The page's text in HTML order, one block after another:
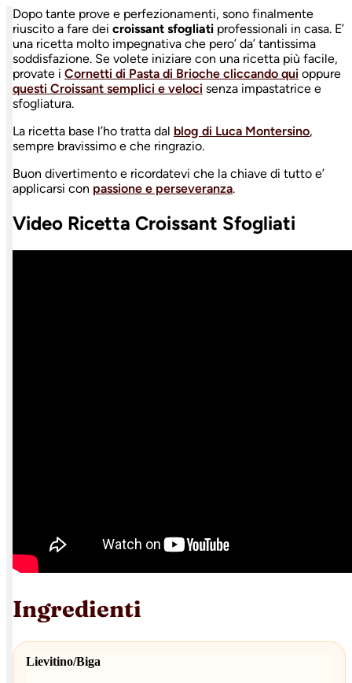
Dopo tante prove e perfezionamenti, sono finalmente
riuscito a fare dei croissant sfogliati professionali in casa. E’
una ricetta molto impegnativa che pero’ da’ tantissima
soddisfazione. Se volete iniziare con una ricetta più facile,
provate i Cornetti di Pasta di Brioche cliccando qui oppure
questi Croissant semplici e veloci senza impastatrice e
sfogliatura.
La ricetta base l’ho tratta dal blog di Luca Montersino,
sempre bravissimo e che ringrazio.
Buon divertimento e ricordatevi che la chiave di tutto e’
applicarsi con passione e perseveranza.
Video Ricetta Croissant Sfogliati
Ingredienti
Lievitino/Biga